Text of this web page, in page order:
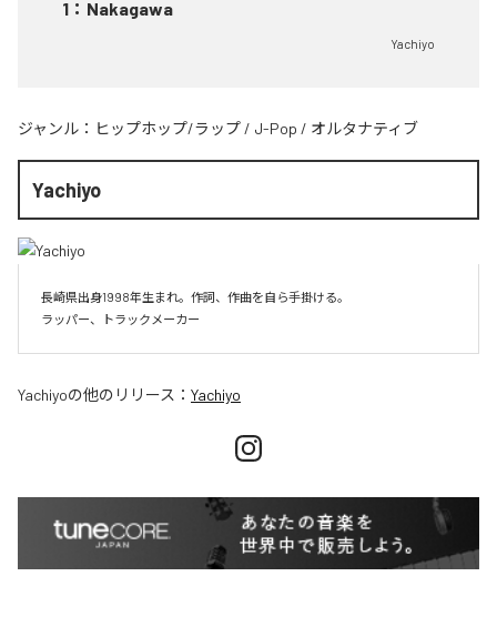
1 ： Nakagawa
Yachiyo
ジャンル： ヒップホップ/ラップ / J-Pop / オルタナティブ
Yachiyo
長崎県出身1998年生まれ。作詞、作曲を自ら手掛ける。
Yachiyoの他のリリース： Yachiyo